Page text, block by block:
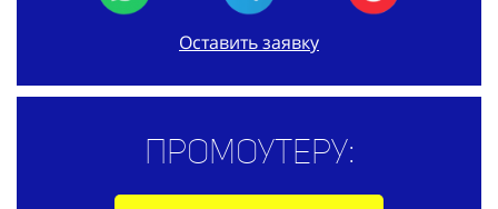
Оставить заявку
Промоутеру: